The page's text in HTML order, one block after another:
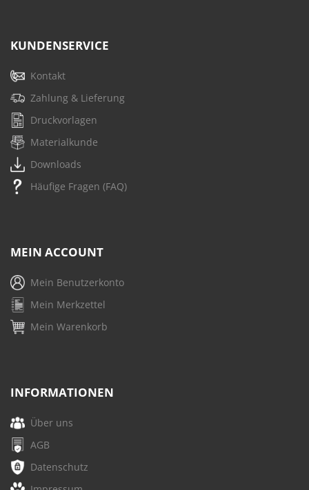
KUNDENSERVICE
Kontakt
Zahlung & Lieferung
Druckvorlagen
Materialkunde
Downloads
Häufige Fragen (FAQ)
MEIN ACCOUNT
Mein Benutzerkonto
Mein Merkzettel
Mein Warenkorb
INFORMATIONEN
Über uns
AGB
Datenschutz